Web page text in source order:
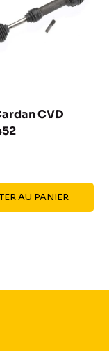
CVD
AU PANIER